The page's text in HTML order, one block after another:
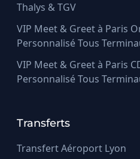
Thalys & TGV
VIP Meet & Greet à Paris
Personnalisé Tous
VIP Meet & Greet à Paris
Personnalisé Tous
Transferts
Transfert Aéroport Lyon